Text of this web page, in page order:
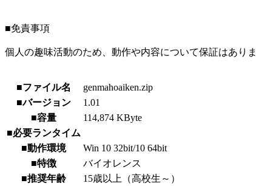
■免責事項
個人の趣味活動のため、動作や内容について保証はあり
■ファイル名
genmahoaiken.zip
■バージョン
1.01
■容量
114,874 KByte
■必要ランタイム
■動作環境
Win 10 32bit/10 64bit
■特徴
バイオレンス
■推奨年齢
15歳以上（高校生～）